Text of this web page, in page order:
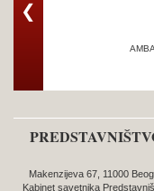
❮
Makenzijeva 67, 11000
Kabinet savetnika